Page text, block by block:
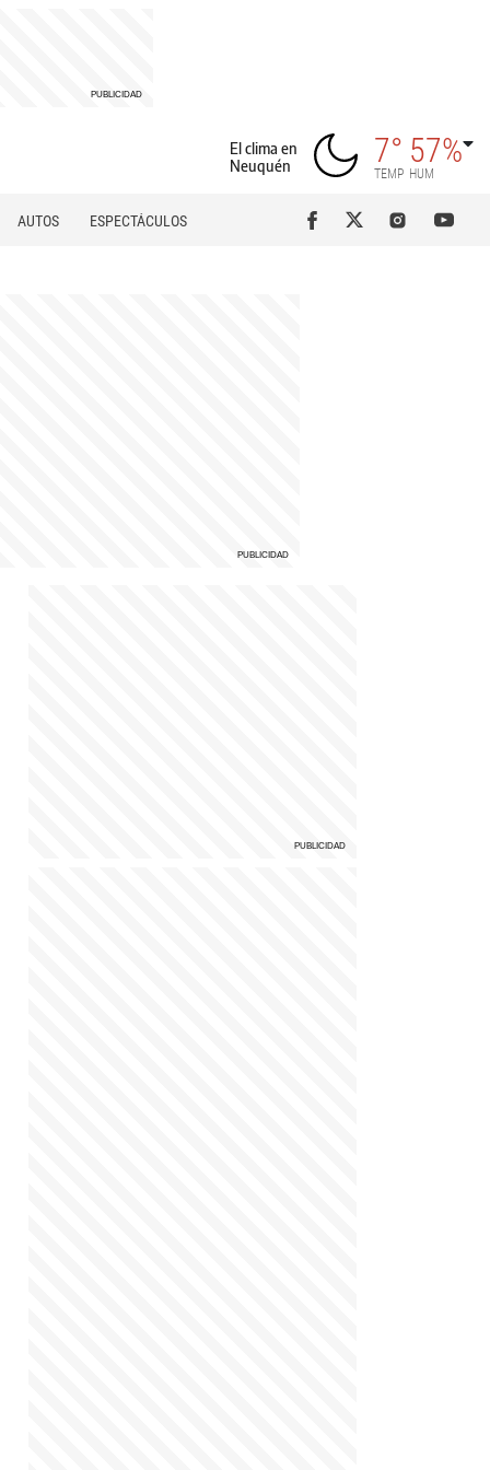
El clima en
Neuquén
7°
TEMP
57%
HUM
AUTOS ESPECTÁCULOS